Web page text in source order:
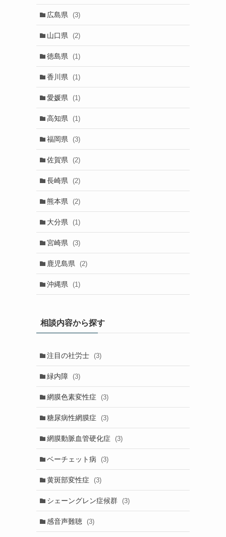
広島県 (3)
山口県 (2)
徳島県 (1)
香川県 (1)
愛媛県 (1)
高知県 (1)
福岡県 (3)
佐賀県 (2)
長崎県 (2)
熊本県 (2)
大分県 (1)
宮崎県 (3)
鹿児島県 (2)
沖縄県 (1)
相談内容から探す
注目の社労士 (3)
緑内障 (3)
網膜色素変性症 (3)
糖尿病性網膜症 (3)
網膜動脈血管硬化症 (3)
ベーチェット病 (3)
黄斑部変性症 (3)
シェーングレン症候群 (3)
感音声難聴 (3)